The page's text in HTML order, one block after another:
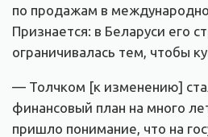
по продажам в
Признается: в Беларуси его
ограничивалась тем, чтобы
— Толчком [к изменению]
финансовый план на много
пришло понимание, что на